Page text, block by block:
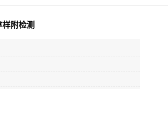
附检测